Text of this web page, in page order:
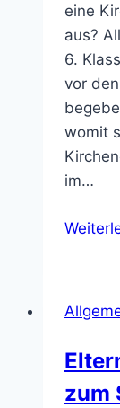
eine
aus?
6.
vor
womit
im…
zum